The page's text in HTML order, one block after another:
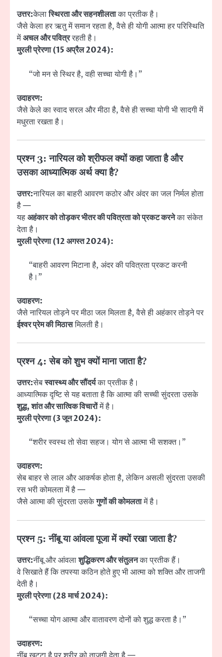
उत्तर:केलास्थिरता और सहनशीलताका प्रतीक है।
जैसे केला हर ऋतु में समान रहता है, वैसे ही योगी आत्मा हर परिस्थिति
मेंअचल और पवित्ररहती है।
मुरली प्रेरणा (15 अप्रैल 2024):
“जो मन से स्थिर है, वही सच्चा योगी है।”
उदाहरण:
जैसे केले का स्वाद सरल और मीठा है, वैसे ही सच्चा योगी भी सादगी में
मधुरता रखता है।
प्रश्न 3: नारियल को श्रीफल क्यों कहा जाता है और
उसका आध्यात्मिक अर्थ क्या है?
उत्तर:नारियल का बाहरी आवरण कठोर और अंदर का जल निर्मल होता
है —
यहअहंकार को तोड़कर भीतर की पवित्रता को प्रकट करनेका संकेत
देता है।
मुरली प्रेरणा (12 अगस्त 2024):
“बाहरी आवरण मिटाना है, अंदर की पवित्रता प्रकट करनी
है।”
उदाहरण:
जैसे नारियल तोड़ने पर मीठा जल मिलता है, वैसे ही अहंकार तोड़ने पर
ईश्वर प्रेम की मिठासमिलती है।
प्रश्न 4: सेब को शुभ क्यों माना जाता है?
उत्तर:सेबस्वास्थ्य और सौंदर्यका प्रतीक है।
आध्यात्मिक दृष्टि से यह बताता है कि आत्मा की सच्ची सुंदरता उसके
शुद्ध, शांत और सात्विक विचारोंमें है।
मुरली प्रेरणा (3 जून 2024):
“शरीर स्वस्थ तो सेवा सहज। योग से आत्मा भी सशक्त।”
उदाहरण:
सेब बाहर से लाल और आकर्षक होता है, लेकिन असली सुंदरता उसकी
रस भरी कोमलता में है —
जैसे आत्मा की सुंदरता उसकेगुणों की कोमलतामें है।
प्रश्न 5: नींबू या आंवला पूजा में क्यों रखा जाता है?
उत्तर:नींबू और आंवलाशुद्धिकरण और संतुलनका प्रतीक हैं।
वे सिखाते हैं कि तपस्या कठिन होते हुए भी आत्मा को शक्ति और ताजगी
देती है।
मुरली प्रेरणा (28 मार्च 2024):
“सच्चा योग आत्मा और वातावरण दोनों को शुद्ध करता है।”
उदाहरण: